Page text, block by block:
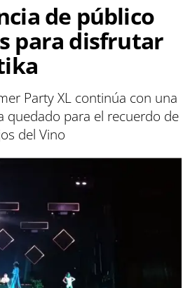
de público
para disfrutar
Party XL continúa con una
quedado para el recuerdo de
del Vino